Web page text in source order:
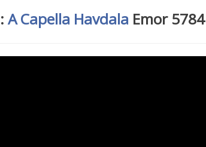
:A Capella Havdala Emor 5784